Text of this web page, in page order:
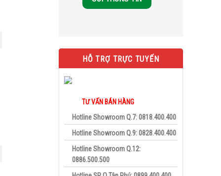
HỖ TRỢ TRỰC TUYẾN
TƯ VẤN BÁN HÀNG
Hotline Showroom Q.7: 0818.400.400
Hotline Showroom Q.9: 0828.400.400
Hotline Showroom Q.12:
0886.500.500